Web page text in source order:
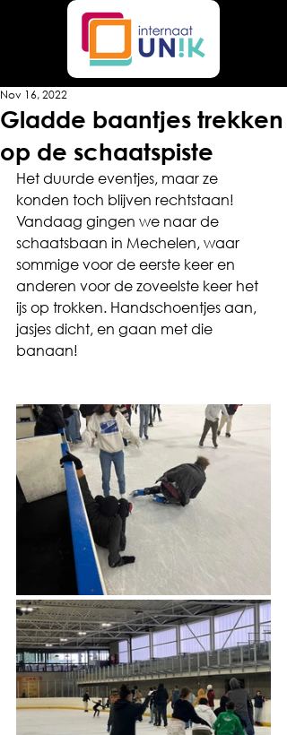
Gladde baantjes trekken
op de schaatspiste
Nov 16, 2022
Het duurde eventjes, maar ze
konden toch blijven rechtstaan!
Vandaag gingen we naar de
schaatsbaan in Mechelen, waar
sommige voor de eerste keer en
anderen voor de zoveelste keer het
ijs op trokken. Handschoentjes aan,
jasjes dicht, en gaan met die
banaan!